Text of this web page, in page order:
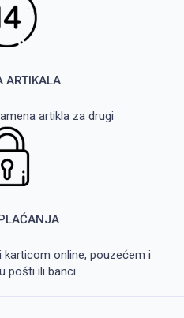
ARTIKALA
artikla za drugi
online, pouzećem i
pošti ili banci